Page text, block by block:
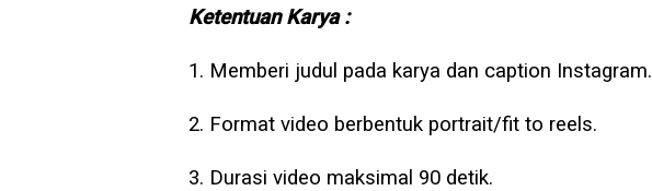
Ketentuan Karya :
1. Memberi judul pada karya dan caption Instagram.
2. Format video berbentuk portrait/fit to reels.
3. Durasi video maksimal 90 detik.